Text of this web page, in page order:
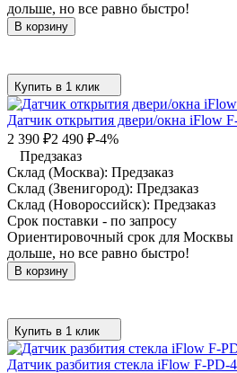
дольше, но все равно быстро!
В корзину
Купить в 1 клик
Датчик открытия двери/окна iFlow
2 390 ₽2 490 ₽-4%
Предзаказ
Склад (Москва): Предзаказ
Склад (Звенигород): Предзаказ
Склад (Новороссийск): Предзаказ
Срок поставки - по запросу
Ориентировочный срок для
дольше, но все равно быстро!
В корзину
Купить в 1 клик
Датчик разбития стекла iFlow F-PD-